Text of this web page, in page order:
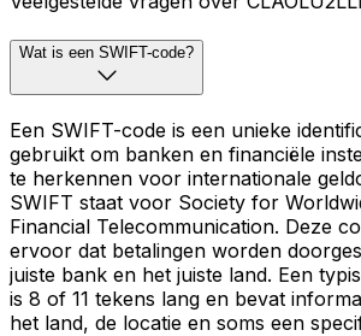
Wat is een SWIFT-code?
Een SWIFT-code is een unieke
gebruikt om banken en financiële
te herkennen voor internationale
SWIFT staat voor Society for
Financial Telecommunication. Deze
ervoor dat betalingen worden
juiste bank en het juiste land. Een
is 8 of 11 tekens lang en bevat
het land, de locatie en soms een